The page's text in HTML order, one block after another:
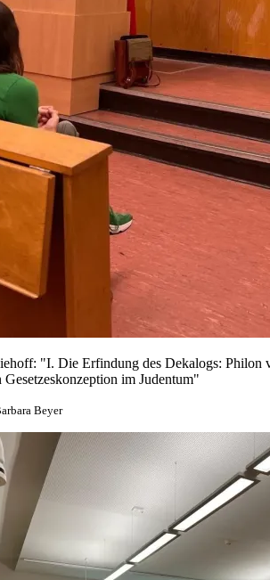
"I. Die Erfindung des Dekalogs: Philon
Gesetzeskonzeption im Judentum"
Beyer